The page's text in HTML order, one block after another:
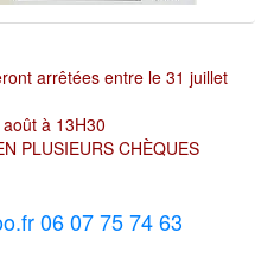
arrêtées entre le 31 juillet
à 13H30
PLUSIEURS CHÈQUES
06 07 75 74 63